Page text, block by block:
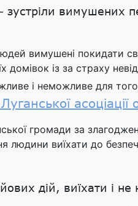
вимушених
вимушені
із за страху
і неможливе для
громади за
людини виїхати до
дій, виїхати і